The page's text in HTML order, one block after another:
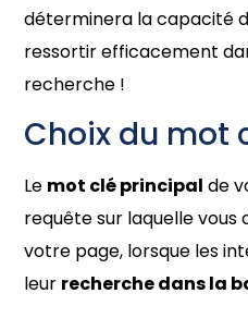
déterminera la capacité
ressortir efficacement
recherche !
Choix du mot
Le mot clé principal de
requête sur laquelle
votre page, lorsque les
leur recherche dans la